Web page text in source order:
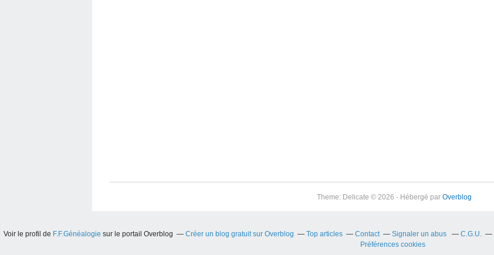
Theme: Delicate © 2026 - Hébergé par Overblog
Voir le profil de F.F.Généalogie sur le portail Overblog Créer un blog gratuit sur Overblog Top articles Contact Signaler un abus C.G.U.
Préférences cookies